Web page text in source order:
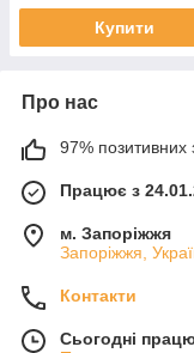
Купити
Про нас
97% позитивних
Працює з
м. Запоріжжя
Запоріжжя,
Контакти
Сьогодні